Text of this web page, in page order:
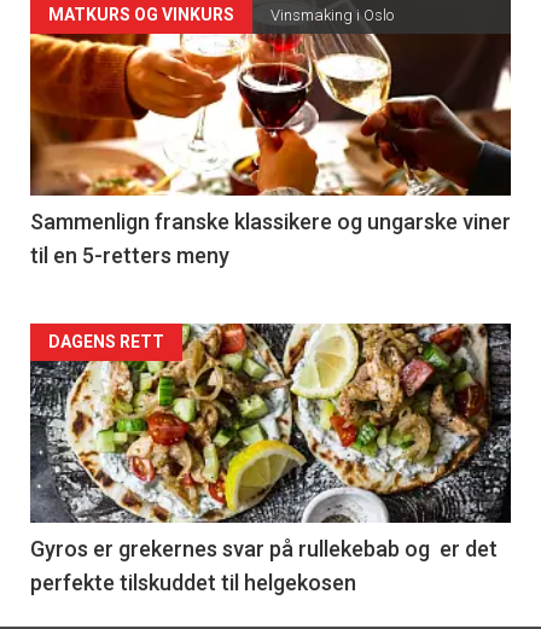
Forsiden
akkurat
nå
-
5
MATKURS OG VINKURS Vinsmaking i Oslo
Sammenlign franske klassikere og ungarske viner
til en 5-retters meny
Forsiden
akkurat
nå
-
6
DAGENS RETT
Gyros er grekernes svar på rullekebab og er det
perfekte tilskuddet til helgekosen